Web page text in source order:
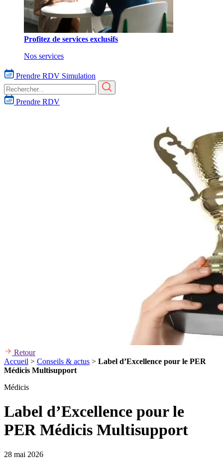
Profitez de services exclusifs
Nos services
Prendre RDV Simulation
Prendre RDV
Retour
Accueil > Conseils & actus > Label d’Excellence pour le PER
Médicis Multisupport
Médicis
Label d’Excellence pour le
PER Médicis Multisupport
28 mai 2026